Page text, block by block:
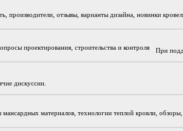
производители, отзывы, варианты дизайна, новинки
При
проектирования, строительства и контроля
дискуссии.
материалов, технологии теплой кровли, обзоры,